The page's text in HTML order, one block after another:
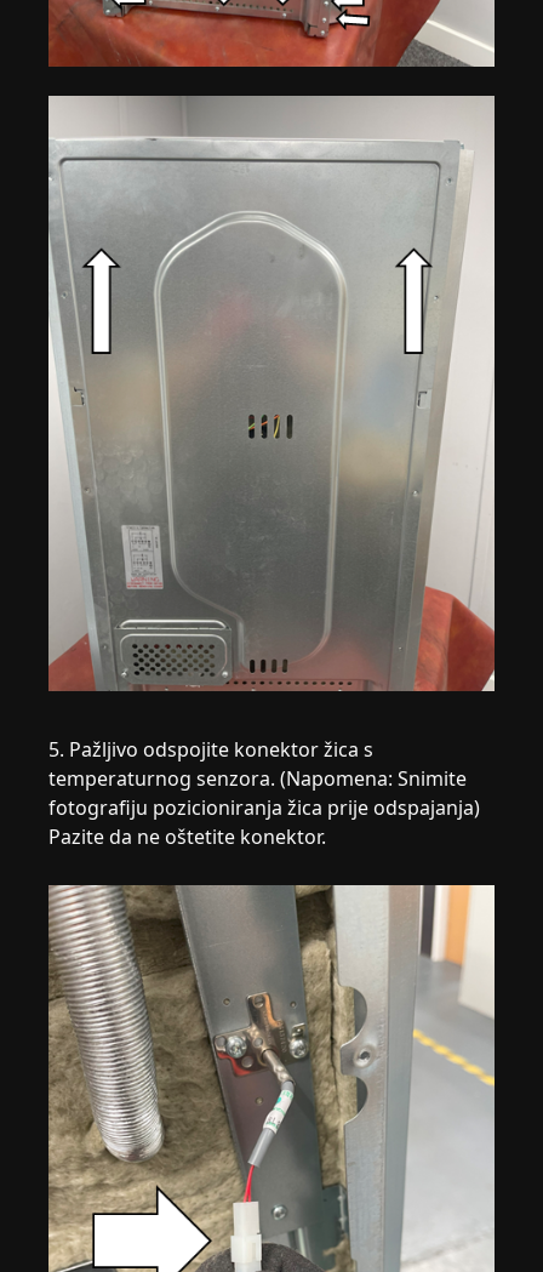
5. Pažljivo odspojite konektor žica s
temperaturnog senzora. (Napomena: Snimite
fotografiju pozicioniranja žica prije odspajanja)
Pazite da ne oštetite konektor.